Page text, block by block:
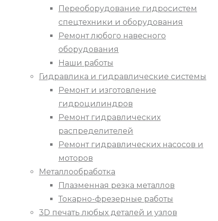
Переоборудование гидросистем
спецтехники и оборудования
Ремонт любого навесного
оборудования
Наши работы
Гидравлика и гидравлические системы
Ремонт и изготовление
гидроцилиндров
Ремонт гидравлических
распределителей
Ремонт гидравлических насосов и
моторов
Металлообработка
Плазменная резка металлов
Токарно-фрезерные работы
3D печать любых деталей и узлов